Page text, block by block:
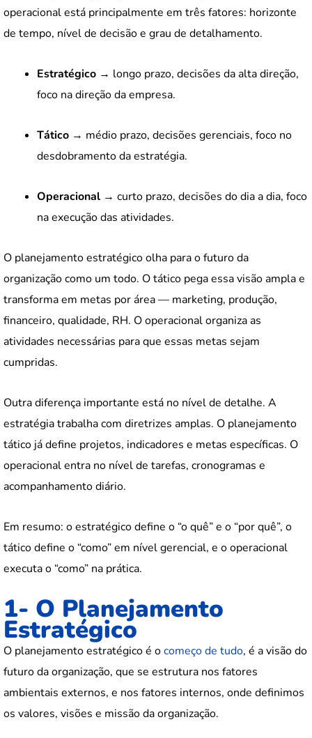
operacional está principalmente em três fatores: horizonte
de tempo, nível de decisão e grau de detalhamento.
Estratégico → longo prazo, decisões da alta direção,
foco na direção da empresa.
Tático → médio prazo, decisões gerenciais, foco no
desdobramento da estratégia.
Operacional → curto prazo, decisões do dia a dia, foco
na execução das atividades.
O planejamento estratégico olha para o futuro da
organização como um todo. O tático pega essa visão ampla e
transforma em metas por área — marketing, produção,
financeiro, qualidade, RH. O operacional organiza as
atividades necessárias para que essas metas sejam
cumpridas.
Outra diferença importante está no nível de detalhe. A
estratégia trabalha com diretrizes amplas. O planejamento
tático já define projetos, indicadores e metas específicas. O
operacional entra no nível de tarefas, cronogramas e
acompanhamento diário.
Em resumo: o estratégico define o “o quê” e o “por quê”, o
tático define o “como” em nível gerencial, e o operacional
executa o “como” na prática.
1- O Planejamento
Estratégico
O planejamento estratégico é ocomeço de tudo, é a visão do
futuro da organização, que se estrutura nos fatores
ambientais externos, e nos fatores internos, onde definimos
os valores, visões e missão da organização.